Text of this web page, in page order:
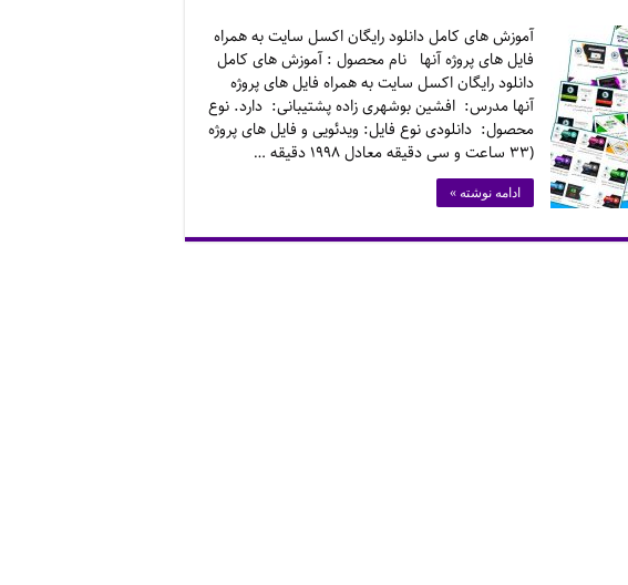
آموزش های کامل دانلود رایگان اکسل سایت به همراه
فایل های پروژه آنها نام محصول : آموزش های کامل
دانلود رایگان اکسل سایت به همراه فایل های پروژه
آنها مدرس: افشین بوشهری زاده پشتیبانی: دارد. نوع
محصول: دانلودی نوع فایل: ویدئویی و فایل های پروژه
(۳۳ ساعت و سی دقیقه معادل ۱۹۹۸ دقیقه …
ادامه نوشته »